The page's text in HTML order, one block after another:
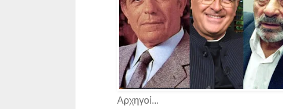
Αρχηγοί...